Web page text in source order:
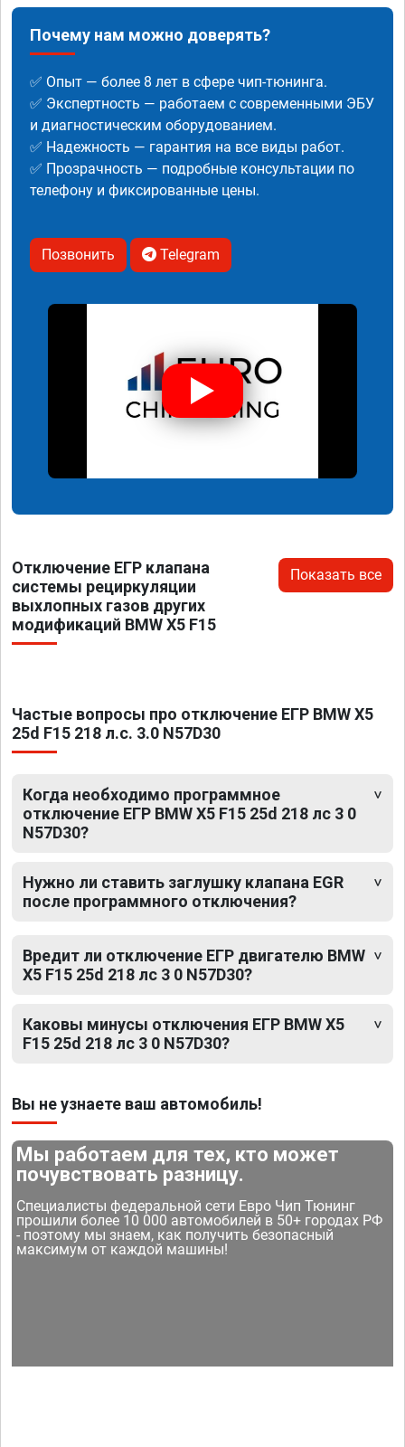
Почему нам можно доверять?
✅ Опыт — более 8 лет в сфере чип-тюнинга.
✅ Экспертность — работаем с современными ЭБУ
и диагностическим оборудованием.
✅ Надежность — гарантия на все виды работ.
✅ Прозрачность — подробные консультации по
телефону и фиксированные цены.
Позвонить Telegram
Отключение ЕГР клапана
системы рециркуляции
выхлопных газов других
модификаций BMW X5 F15
Показать все
Частые вопросы про отключение ЕГР BMW X5
25d F15 218 л.с. 3.0 N57D30
Когда необходимо программное
отключение ЕГР BMW X5 F15 25d 218 лс 3 0
N57D30?
Нужно ли ставить заглушку клапана EGR
после программного отключения?
Вредит ли отключение ЕГР двигателю BMW
X5 F15 25d 218 лс 3 0 N57D30?
Каковы минусы отключения ЕГР BMW X5
F15 25d 218 лс 3 0 N57D30?
Вы не узнаете ваш автомобиль!
Мы работаем для тех, кто может
почувствовать разницу.
Специалисты федеральной сети Евро Чип Тюнинг
прошили более 10 000 автомобилей в 50+ городах РФ
- поэтому мы знаем, как получить безопасный
максимум от каждой машины!